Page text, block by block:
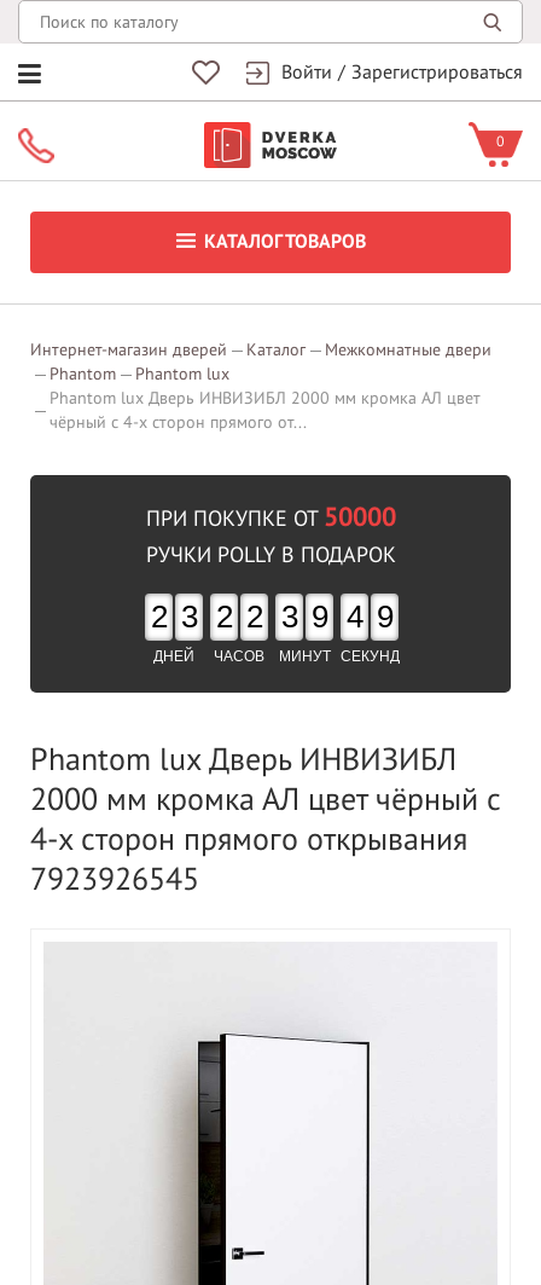
Войти / Зарегистрироваться
0
КАТАЛОГ ТОВАРОВ
Интернет-магазин дверей Каталог
Межкомнатные двери
Phantom
Phantom lux
Phantom lux Дверь ИНВИЗИБЛ 2000 мм кромка АЛ цвет
чёрный c 4-x сторон прямого от...
ПРИ ПОКУПКЕ ОТ 50000
РУЧКИ POLLY В ПОДАРОК
2 3
ДНЕЙ
2 2
ЧАСОВ
3 9
МИНУТ
4 8
СЕКУНД
Phantom lux Дверь ИНВИЗИБЛ
2000 мм кромка АЛ цвет чёрный c
4-x сторон прямого открывания
7923926545